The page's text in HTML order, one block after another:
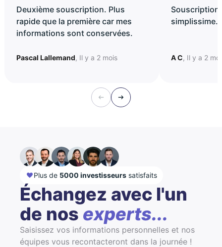
Deuxième souscription. Plus
rapide que la première car mes
informations sont conservées.
Pascal Lallemand, Il y a 2 mois
Souscription
A C, Il y a 2
Plus de 5000 investisseurs satisfaits
Échangez avec l'un
de nos experts...
Saisissez vos informations personnelles et nos
équipes vous recontacteront dans la journée !